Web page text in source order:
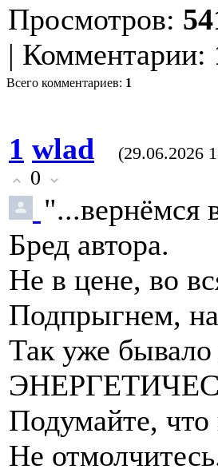
Просмотров:
| Комментарии:
Всего комментариев: 1
1 wlad (29.06.2026
0
"...вернёмся
Бред автора.
Не в цене, во
Подпрыгнем,
Так уже
Подумайте, что
Не